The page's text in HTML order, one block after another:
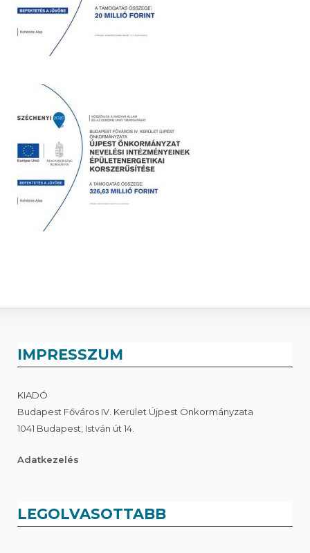
IMPRESSZUM
KIADÓ
Budapest Főváros IV. Kerület Újpest Önkormányzata
1041 Budapest, István út 14.
Adatkezelés
LEGOLVASOTTABB